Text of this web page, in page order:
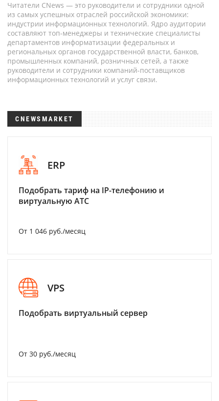
Читатели CNews — это руководители и сотрудники одной
из самых успешных отраслей российской экономики:
индустрии информационных технологий. Ядро аудитории
составляют топ-менеджеры и технические специалисты
департаментов информатизации федеральных и
региональных органов государственной власти, банков,
промышленных компаний, розничных сетей, а также
руководители и сотрудники компаний-поставщиков
информационных технологий и услуг связи.
CNEWSMARKET
ERP
Подобрать тариф на IP-телефонию и
виртуальную АТС
От 1 046 руб./месяц
VPS
Подобрать виртуальный сервер
От 30 руб./месяц